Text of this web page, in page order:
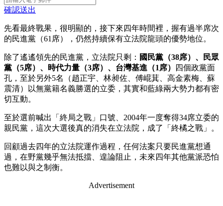
確認送出
先看最終戰果，很明顯的，接下來四年時間裡，握有過半席次
的民進黨（61席），仍然持續保有立法院龍頭的優勢地位。
除了遙遙領先的民進黨，立法院只剩： 國民黨（38席）、民眾
黨（5席）、時代力量（3席）、台灣基進（1席）
四個政黨面
孔，至於另外5名（趙正宇、林昶佐、傅崐萁、高金素梅、蘇
震清）以無黨籍名義勝選的立委，其實和藍綠兩大勢力都有密
切互動。
至於選前喊出「終局之戰」口號、2004年一度奪得34席立委的
親民黨，這次大選後真的消失在立法院，成了「終橘之戰」。
回顧過去四年的立法院運作過程，任何法案只要民進黨想通
過，在野黨幾乎無法抵擋、遑論阻止，未來四年其他黨派恐怕
也難以與之制衡。
Advertisement